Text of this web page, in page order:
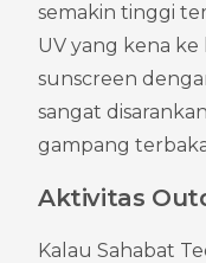
semakin tinggi
UV yang kena ke
sunscreen
sangat
gampang
Aktivitas
Kalau Sahabat